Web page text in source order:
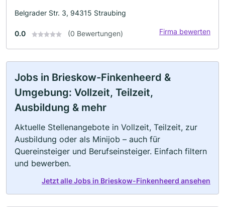
Belgrader Str. 3, 94315 Straubing
0.0 (0 Bewertungen) Firma bewerten
Jobs in Brieskow-Finkenheerd &
Umgebung: Vollzeit, Teilzeit,
Ausbildung & mehr
Aktuelle Stellenangebote in Vollzeit, Teilzeit, zur
Ausbildung oder als Minijob – auch für
Quereinsteiger und Berufseinsteiger. Einfach filtern
und bewerben.
Jetzt alle Jobs in Brieskow-Finkenheerd ansehen